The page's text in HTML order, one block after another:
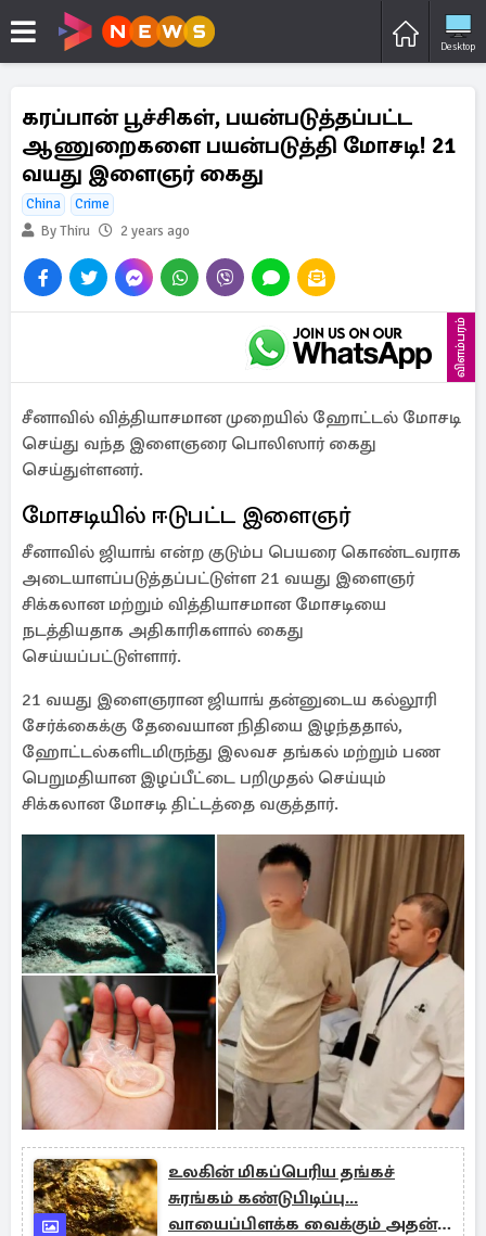
Desktop
கரப்பான் பூச்சிகள், பயன்படுத்தப்பட்ட
ஆணுறைகளை பயன்படுத்தி மோசடி! 21
வயது இளைஞர் கைது
China
Crime
By Thiru
2 years ago
விளம்பரம்
சீனாவில் வித்தியாசமான முறையில் ஹோட்டல் மோசடி
செய்து வந்த இளைஞரை பொலிஸார் கைது
செய்துள்ளனர்.
மோசடியில் ஈடுபட்ட இளைஞர்
சீனாவில் ஜியாங் என்ற குடும்ப பெயரை கொண்டவராக
அடையாளப்படுத்தப்பட்டுள்ள 21 வயது இளைஞர்
சிக்கலான மற்றும் வித்தியாசமான மோசடியை
நடத்தியதாக அதிகாரிகளால் கைது
செய்யப்பட்டுள்ளார்.
21 வயது இளைஞரான ஜியாங் தன்னுடைய கல்லூரி
சேர்க்கைக்கு தேவையான நிதியை இழந்ததால்,
ஹோட்டல்களிடமிருந்து இலவச தங்கல் மற்றும் பண
பெறுமதியான இழப்பீட்டை பறிமுதல் செய்யும்
சிக்கலான மோசடி திட்டத்தை வகுத்தார்.
உலகின் மிகப்பெரிய தங்கச்
சுரங்கம் கண்டுபிடிப்பு...
வாயைப்பிளக்க வைக்கும் அதன்